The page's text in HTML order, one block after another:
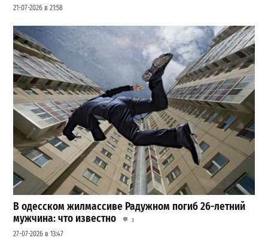
21-07-2026 в 21:58
В одесском жилмассиве Радужном погиб 26-летний
мужчина: что известно
3
27-07-2026 в 13:47